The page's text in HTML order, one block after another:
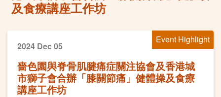
及食療講座工作坊
Event Highlight
2024 Dec 05
嗇色園與脊骨肌腱痛症關注協會及香港城
市獅子會合辦「膝關節痛」健體操及食療
講座工作坊